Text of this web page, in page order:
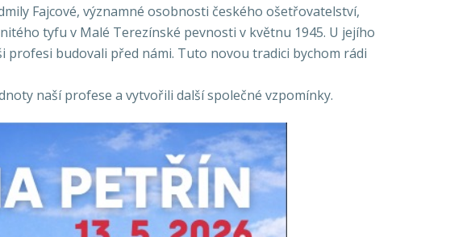
Fajcové, významné osobnosti českého ošetřovatelství,
tyfu v Malé Terezínské pevnosti v květnu 1945. U jejího
budovali před námi. Tuto novou tradici bychom rádi
naší profese a vytvořili další společné vzpomínky.